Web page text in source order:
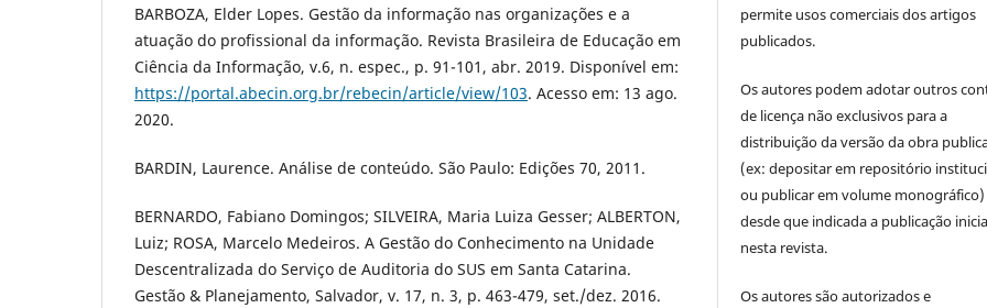
BARBOZA, Elder Lopes. Gestão da informação nas organizações e a
atuação do profissional da informação. Revista Brasileira de Educação em
Ciência da Informação, v.6, n. espec., p. 91-101, abr. 2019. Disponível em:
https://portal.abecin.org.br/rebecin/article/view/103. Acesso em: 13 ago.
2020.
BARDIN, Laurence. Análise de conteúdo. São Paulo: Edições 70, 2011.
BERNARDO, Fabiano Domingos; SILVEIRA, Maria Luiza Gesser; ALBERTON,
Luiz; ROSA, Marcelo Medeiros. A Gestão do Conhecimento na Unidade
Descentralizada do Serviço de Auditoria do SUS em Santa Catarina.
Gestão & Planejamento, Salvador, v. 17, n. 3, p. 463-479, set./dez. 2016.
permite usos comerciais dos artigos
publicados.
Os autores podem adotar outros
de licença não exclusivos para a
distribuição da versão da obra
(ex: depositar em repositório
ou publicar em volume monográfico)
desde que indicada a publicação
nesta revista.
Os autores são autorizados e